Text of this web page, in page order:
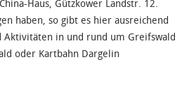
Haus, Gützkower Landstr. 12.
haben, so gibt es hier ausreichend
Aktivitäten in und rund um Greifswald
oder Kartbahn Dargelin